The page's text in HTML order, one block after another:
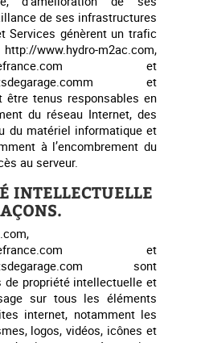
de ses infrastructures
Services génèrent un trafic
www.hydro-m2ac.com,
et
et
être tenus responsables en
du réseau Internet, des
du matériel informatique et
à l’encombrement du
au serveur.
INTELLECTUELLE
et
sont
de propriété intellectuelle et
sur tous les éléments
internet, notamment les
logos, vidéos, icônes et